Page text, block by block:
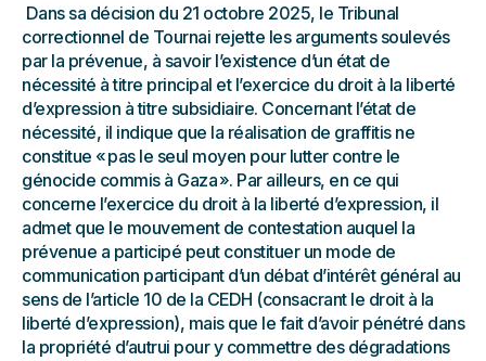
Dans sa décision du 21 octobre 2025, le Tribunal
correctionnel de Tournai rejette les arguments soulevés
par la prévenue, à savoir l’existence d’un état de
nécessité à titre principal et l’exercice du droit à la liberté
d’expression à titre subsidiaire. Concernant l’état de
nécessité, il indique que la réalisation de graffitis ne
constitue « pas le seul moyen pour lutter contre le
génocide commis à Gaza ». Par ailleurs, en ce qui
concerne l’exercice du droit à la liberté d’expression, il
admet que le mouvement de contestation auquel la
prévenue a participé peut constituer un mode de
communication participant d’un débat d’intérêt général au
sens de l’article 10 de la CEDH (consacrant le droit à la
liberté d’expression), mais que le fait d’avoir pénétré dans
la propriété d’autrui pour y commettre des dégradations